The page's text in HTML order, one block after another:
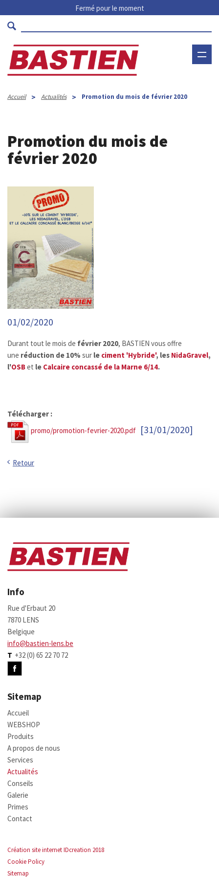
Fermé pour le moment
Accueil > Actualités > Promotion du mois de février 2020
Promotion du mois de
février 2020
01/02/2020
Durant tout le mois de février 2020, BASTIEN vous offre
une réduction de 10% sur le ciment 'Hybride', les NidaGravel,
l'OSBet le Calcaire concassé de la Marne 6/14.
Télécharger :
promo/promotion-fevrier-2020.pdf [31/01/2020]
Retour
Info
Rue d'Erbaut 20
7870 LENS
Belgique
info@bastien-lens.be
T +32 (0) 65 22 70 72
Sitemap
Accueil
WEBSHOP
Produits
A propos de nous
Services
Actualités
Conseils
Galerie
Primes
Contact
Création site internet IDcreation 2018
Cookie Policy
Sitemap